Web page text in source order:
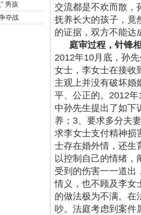
男孩
夺战
交流都是不欢而散，
抚养长大的孩子，竟
的证据，双方不能达
庭审过程，针锋
2012年10月底，孙
女士，李女士在接收
主观上并没有破坏婚
平、公正的。2012
中孙先生提出了如下
养；3、要求多分夫
求李女士支付精神损
士存在婚外情，还
以控制自己的情绪
受到的伤害一一道出
情义，也不顾及李女
的做法极为不满。在
吵。法庭考虑到案件